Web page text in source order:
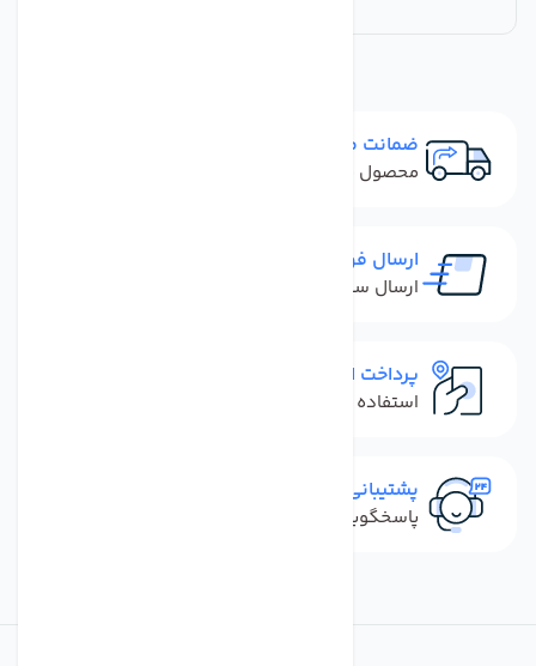
ضمانت مرجوعی
محصول نباید آسیب دیده باشد
ارسال فوری
ارسال سفارش در کمترین زمان ممکن
پرداخت امن
استفاده از روش‌های پرداخت امن
پشتیبانی سریع
پاسخگویی سریع به تماس‌ها و پیام‌ها